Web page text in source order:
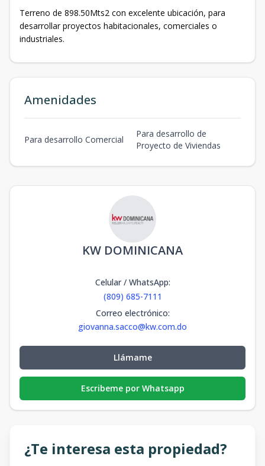
Terreno de 898.50Mts2 con excelente ubicación, para
desarrollar proyectos habitacionales, comerciales o
industriales.
Amenidades
Para desarrollo Comercial
Para desarrollo de
Proyecto de Viviendas
KW DOMINICANA
Celular / WhatsApp:
(809) 685-7111
Correo electrónico:
giovanna.sacco@kw.com.do
Llámame
Escribeme por Whatsapp
¿Te interesa esta propiedad?